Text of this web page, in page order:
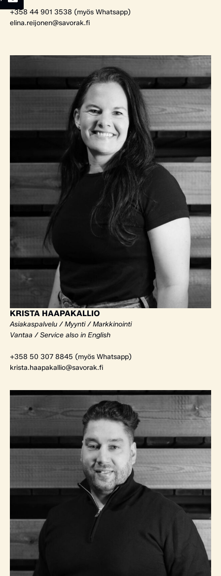
+358 44 901 3538 (myös Whatsapp)
elina.reijonen@savorak.fi
KRISTA HAAPAKALLIO
Asiakaspalvelu / Myynti / Markkinointi
Vantaa / Service also in English
+358 50 307 8845 (myös Whatsapp)
krista.haapakallio@savorak.fi